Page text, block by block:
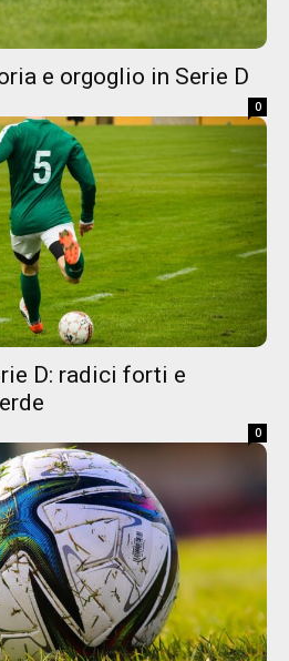
e orgoglio in Serie D
0
D: radici forti e
0